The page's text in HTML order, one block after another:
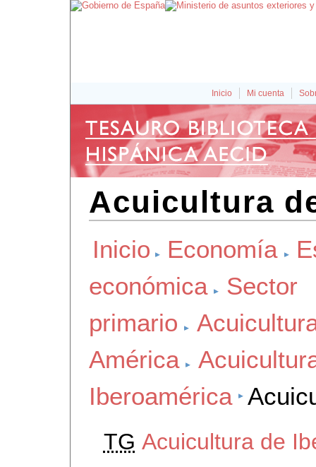
Inicio Mi cuenta
Acuicultura
Inicio Economía
económica
Sector
primario
América
Iberoamérica
TG Acuicultura de